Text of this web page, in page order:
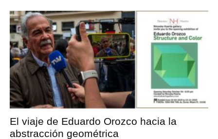
El viaje de Eduardo Orozco hacia la
abstracción geométrica